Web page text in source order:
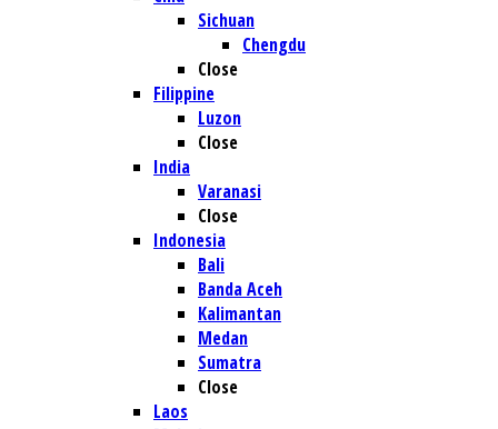
Sichuan
Chengdu
Close
Filippine
Luzon
Close
India
Varanasi
Close
Indonesia
Bali
Banda Aceh
Kalimantan
Medan
Sumatra
Close
Laos